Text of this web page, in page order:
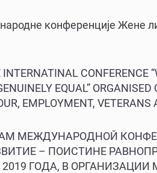
конференције Жене
INTERNATINAL CONFERENCE
EQUAL”
EMPLOYMENT, VETERANS
МЕЖДУНАРОДНОЙ
– ПОИСТИНЕ
2019 ГОДА, В